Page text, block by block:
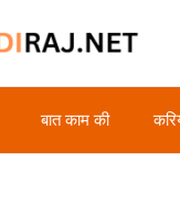
बात काम की